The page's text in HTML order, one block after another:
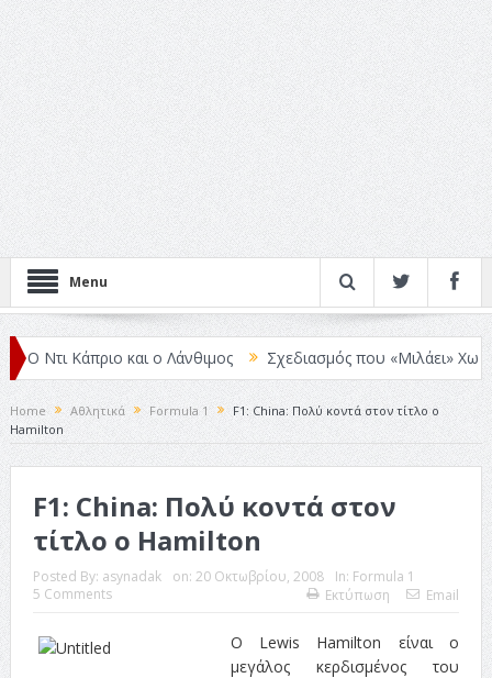
Menu
και ο Λάνθιμος Σχεδιασμός που «Μιλάει» Χωρίς Λέξεις
Home Αθλητικά Formula 1
F1: China: Πολύ κοντά στον τίτλο ο
Hamilton
F1: China: Πολύ κοντά στον
τίτλο ο Hamilton
Posted By: asynadak on: 20 Οκτωβρίου, 2008 In: Formula 1
5 Comments
Εκτύπωση Email
Ο Lewis Hamilton είναι ο
μεγάλος κερδισμένος του